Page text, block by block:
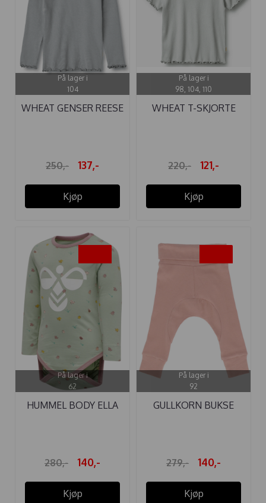
På lager i
104
WHEAT GENSER REESE
250,- 137,-
Kjøp
På lager i
98, 104, 110
WHEAT T-SKJORTE
220,- 121,-
Kjøp
På lager i
62
HUMMEL BODY ELLA
280,- 140,-
Kjøp
På lager i
92
GULLKORN BUKSE
279,- 140,-
Kjøp